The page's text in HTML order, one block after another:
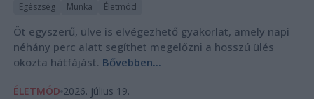
Egészség Munka Életmód
Öt egyszerű, ülve is elvégezhető gyakorlat, amely napi
néhány perc alatt segíthet megelőzni a hosszú ülés
okozta hátfájást. Bővebben...
ÉLETMÓD 2026. július 19.